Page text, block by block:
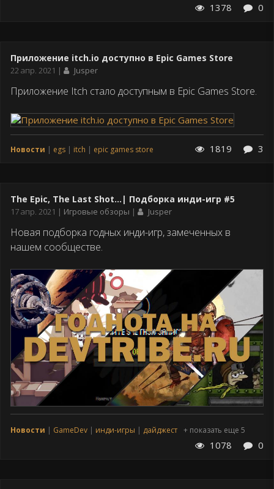
1378 0
Приложение itch.io доступно в Epic Games Store
Дата
22 апр. 2021 Jusper
Приложение Itch стало доступным в Epic Games Store.
Новости egs itch epic games store 1819 3
The Epic, The Last Shot...| Подборка инди-игр #5
Дата
17 апр. 2021 Игровые обзоры Jusper
Новая подборка годных инди-игр, замеченных в
нашем сообществе.
Новости GameDev инди-игры дайджест + показать еще 5
1078 0